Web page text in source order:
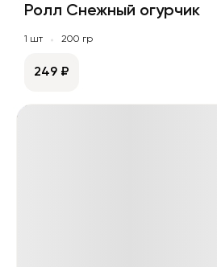
Ролл Снежный огурчик
1 шт 200 гр
249 ₽